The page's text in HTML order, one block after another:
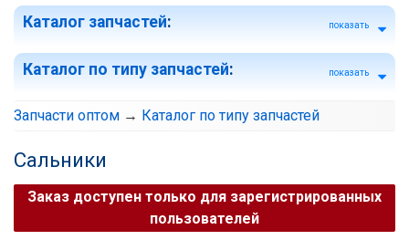
Каталог запчастей: показать
Каталог по типу запчастей: показать
Запчасти оптом → Каталог по типу запчастей
Сальники
Заказ доступен только для зарегистрированных
пользователей